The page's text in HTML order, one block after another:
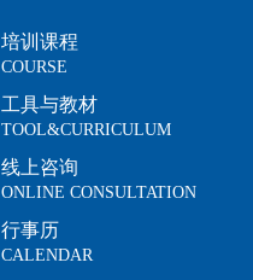
培训课程
COURSE
工具与教材
TOOL&CURRICULUM
线上咨询
ONLINE CONSULTATION
行事历
CALENDAR